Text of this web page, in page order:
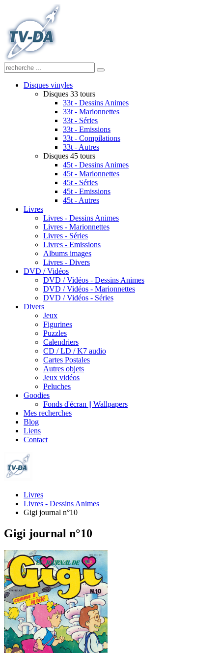
Disques vinyles
Disques 33 tours
33t - Dessins Animes
33t - Marionnettes
33t - Séries
33t - Emissions
33t - Compilations
33t - Autres
Disques 45 tours
45t - Dessins Animes
45t - Marionnettes
45t - Séries
45t - Emissions
45t - Autres
Livres
Livres - Dessins Animes
Livres - Marionnettes
Livres - Séries
Livres - Emissions
Albums images
Livres - Divers
DVD / Vidéos
DVD / Vidéos - Dessins Animes
DVD / Vidéos - Marionnettes
DVD / Vidéos - Séries
Divers
Jeux
Figurines
Puzzles
Calendriers
CD / LD / K7 audio
Cartes Postales
Autres objets
Jeux vidéos
Peluches
Goodies
Fonds d'écran || Wallpapers
Mes recherches
Blog
Liens
Contact
Livres
Livres - Dessins Animes
Gigi journal n°10
Gigi journal n°10